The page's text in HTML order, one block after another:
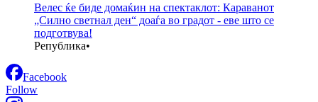
Велес ќе биде домаќин на спектаклот: Караванот
„Силно светнал ден“ доаѓа во градот - еве што се
подготвува!
Република•
Facebook
Follow